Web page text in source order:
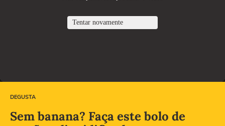
DEGUSTA
Sem banana? Faça este bolo de